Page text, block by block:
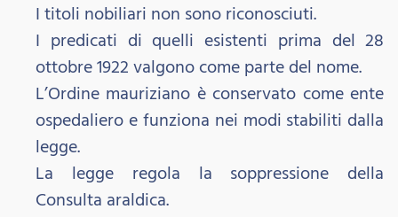
I titoli nobiliari non sono riconosciuti.
I predicati di quelli esistenti prima del 28
ottobre 1922 valgono come parte del nome.
L’Ordine mauriziano è conservato come ente
ospedaliero e funziona nei modi stabiliti dalla
legge.
La legge regola la soppressione della
Consulta araldica.